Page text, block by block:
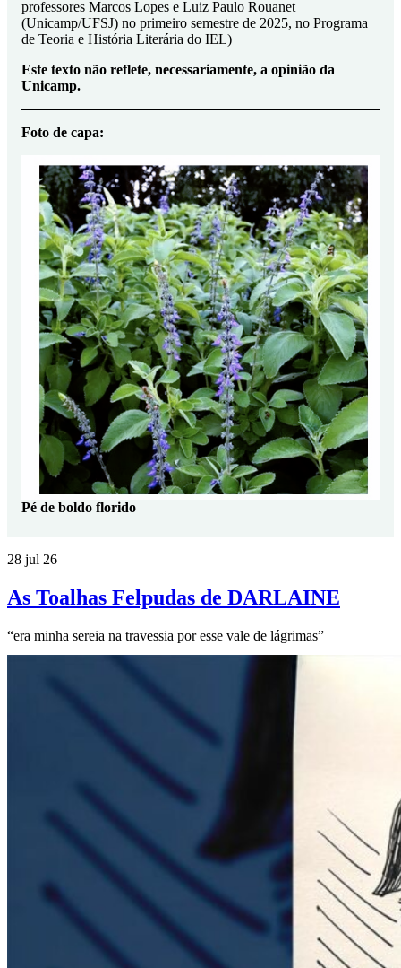
professores Marcos Lopes e Luiz Paulo Rouanet
(Unicamp/UFSJ) no primeiro semestre de 2025, no Programa
de Teoria e História Literária do IEL)
Este texto não reflete, necessariamente, a opinião da
Unicamp.
Foto de capa:
Pé de boldo florido
28 jul 26
As Toalhas Felpudas de DARLAINE
“era minha sereia na travessia por esse vale de lágrimas”